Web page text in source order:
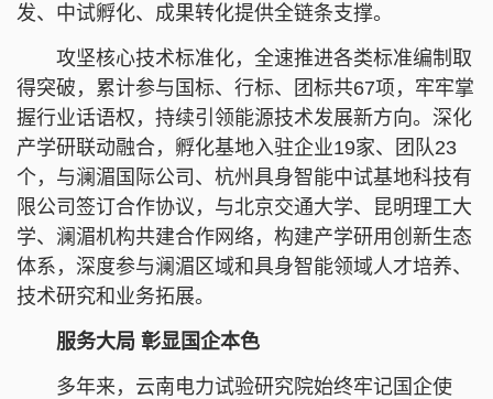
发、中试孵化、成果转化提供全链条支撑。
攻坚核心技术标准化，全速推进各类标准编制取
得突破，累计参与国标、行标、团标共67项，牢牢掌
握行业话语权，持续引领能源技术发展新方向。深化
产学研联动融合，孵化基地入驻企业19家、团队23
个，与澜湄国际公司、杭州具身智能中试基地科技有
限公司签订合作协议，与北京交通大学、昆明理工大
学、澜湄机构共建合作网络，构建产学研用创新生态
体系，深度参与澜湄区域和具身智能领域人才培养、
技术研究和业务拓展。
服务大局 彰显国企本色
多年来，云南电力试验研究院始终牢记国企使